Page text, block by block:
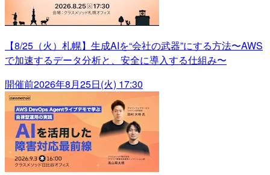
【8/25（火）札幌】生成AIを“会社の武器”にする方法〜AWS
で加速するデータ分析と、安全に導入する仕組み〜
開催前2026年8月25日(火) 17:30